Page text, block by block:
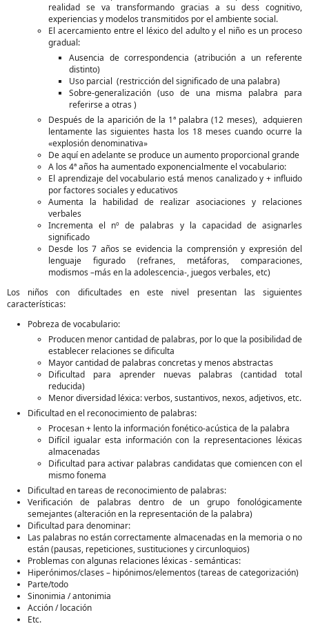
realidad se va transformando gracias a su dess cognitivo,
experiencias y modelos transmitidos por el ambiente social.
El acercamiento entre el léxico del adulto y el niño es un proceso
gradual:
Ausencia de correspondencia (atribución a un referente
distinto)
Uso parcial (restricción del significado de una palabra)
Sobre-generalización (uso de una misma palabra para
referirse a otras )
Después de la aparición de la 1ª palabra (12 meses), adquieren
lentamente las siguientes hasta los 18 meses cuando ocurre la
«explosión denominativa»
De aquí en adelante se produce un aumento proporcional grande
A los 4ª años ha aumentado exponencialmente el vocabulario:
El aprendizaje del vocabulario está menos canalizado y + influido
por factores sociales y educativos
Aumenta la habilidad de realizar asociaciones y relaciones
verbales
Incrementa el nº de palabras y la capacidad de asignarles
significado
Desde los 7 años se evidencia la comprensión y expresión del
lenguaje figurado (refranes, metáforas, comparaciones,
modismos –más en la adolescencia-, juegos verbales, etc)
Los niños con dificultades en este nivel presentan las siguientes
características:
Pobreza de vocabulario:
Producen menor cantidad de palabras, por lo que la posibilidad de
establecer relaciones se dificulta
Mayor cantidad de palabras concretas y menos abstractas
Dificultad para aprender nuevas palabras (cantidad total
reducida)
Menor diversidad léxica: verbos, sustantivos, nexos, adjetivos, etc.
Dificultad en el reconocimiento de palabras:
Procesan + lento la información fonético-acústica de la palabra
Difícil igualar esta información con la representaciones léxicas
almacenadas
Dificultad para activar palabras candidatas que comiencen con el
mismo fonema
Dificultad en tareas de reconocimiento de palabras:
Verificación de palabras dentro de un grupo fonológicamente
semejantes (alteración en la representación de la palabra)
Dificultad para denominar:
Las palabras no están correctamente almacenadas en la memoria o no
están (pausas, repeticiones, sustituciones y circunloquios)
Problemas con algunas relaciones léxicas - semánticas:
Hiperónimos/clases – hipónimos/elementos (tareas de categorización)
Parte/todo
Sinonimia / antonimia
Acción / locación
Etc.